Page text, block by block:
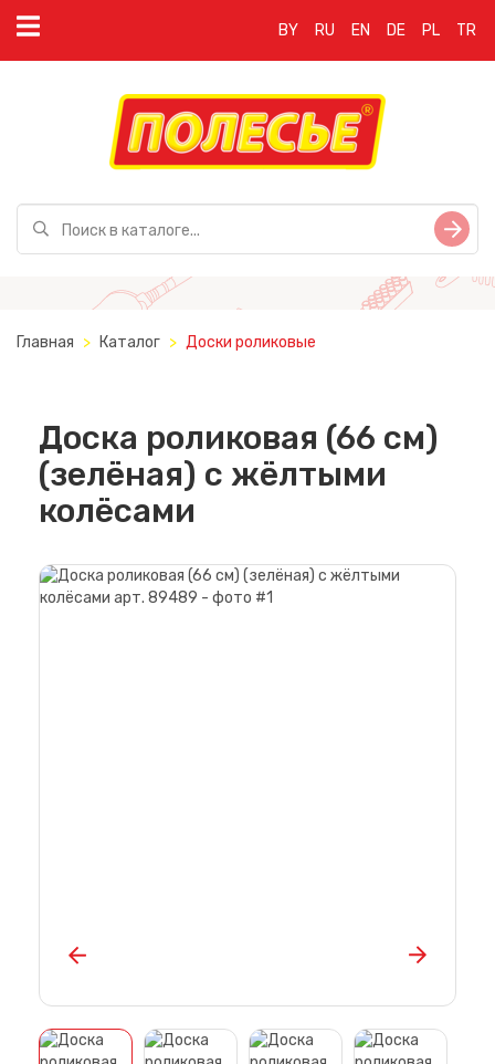
BY RU EN DE PL TR
Главная Каталог Доски роликовые
Доска роликовая (66 см)
(зелёная) с жёлтыми
колёсами